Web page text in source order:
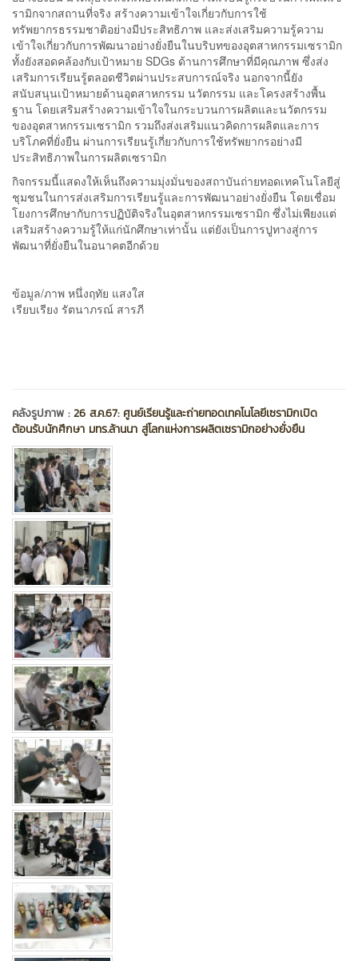
รามิกจากสถานที่จริง สร้างความเข้าใจเกี่ยวกับการใช้
ทรัพยากรธรรมชาติอย่างมีประสิทธิภาพ และส่งเสริมความรู้ความ
เข้าใจเกี่ยวกับการพัฒนาอย่างยั่งยืนในบริบทของอุตสาหกรรมเซรามิก
ทั้งยังสอดคล้องกับเป้าหมาย SDGs ด้านการศึกษาที่มีคุณภาพ ซึ่งส่ง
เสริมการเรียนรู้ตลอดชีวิตผ่านประสบการณ์จริง นอกจากนี้ยัง
สนับสนุนเป้าหมายด้านอุตสาหกรรม นวัตกรรม และโครงสร้างพื้น
ฐาน โดยเสริมสร้างความเข้าใจในกระบวนการผลิตและนวัตกรรม
ของอุตสาหกรรมเซรามิก รวมถึงส่งเสริมแนวคิดการผลิตและการ
บริโภคที่ยั่งยืน ผ่านการเรียนรู้เกี่ยวกับการใช้ทรัพยากรอย่างมี
ประสิทธิภาพในการผลิตเซรามิก
กิจกรรมนี้แสดงให้เห็นถึงความมุ่งมั่นของสถาบันถ่ายทอดเทคโนโลยีสู่
ชุมชนในการส่งเสริมการเรียนรู้และการพัฒนาอย่างยั่งยืน โดยเชื่อม
โยงการศึกษากับการปฏิบัติจริงในอุตสาหกรรมเซรามิก ซึ่งไม่เพียงแต่
เสริมสร้างความรู้ให้แก่นักศึกษาเท่านั้น แต่ยังเป็นการปูทางสู่การ
พัฒนาที่ยั่งยืนในอนาคตอีกด้วย
ข้อมูล/ภาพ หนึ่งฤทัย แสงใส
เรียบเรียง รัตนาภรณ์ สารภี
คลังรูปภาพ :26 ส.ค.67: ศูนย์เรียนรู้และถ่ายทอดเทคโนโลยีเซรามิกเปิด
ต้อนรับนักศึกษา มทร.ล้านนา สู่โลกแห่งการผลิตเซรามิกอย่างยั่งยืน